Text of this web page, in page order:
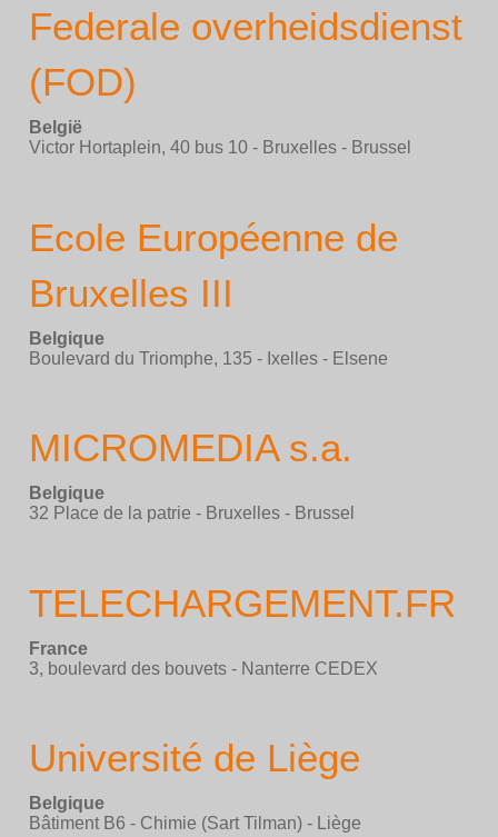
Federale overheidsdienst
(FOD)
België
Victor Hortaplein, 40 bus 10 - Bruxelles - Brussel
Ecole Européenne de
Bruxelles III
Belgique
Boulevard du Triomphe, 135 - Ixelles - Elsene
MICROMEDIA s.a.
Belgique
32 Place de la patrie - Bruxelles - Brussel
TELECHARGEMENT.FR
France
3, boulevard des bouvets - Nanterre CEDEX
Université de Liège
Belgique
Bâtiment B6 - Chimie (Sart Tilman) - Liège